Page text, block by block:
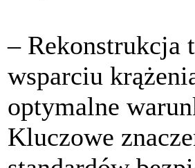
– Rekonstrukcja
wsparciu
optymalne
Kluczowe